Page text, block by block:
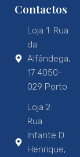
Contactos
Loja 1: Rua
da
Alfândega,
17 4050-
029 Porto
Loja 2:
Rua
Infante D.
Henrique,